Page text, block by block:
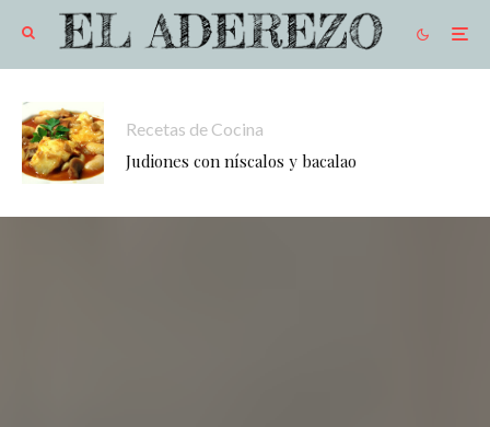
Recetas de Cocina
Judiones con níscalos y bacalao